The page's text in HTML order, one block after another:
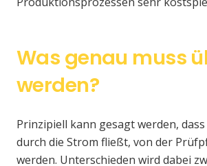
Was genau muss
werden?
Prinzipiell kann gesagt werden, dass
durch die Strom fließt, von der
werden. Unterschieden wird dabei